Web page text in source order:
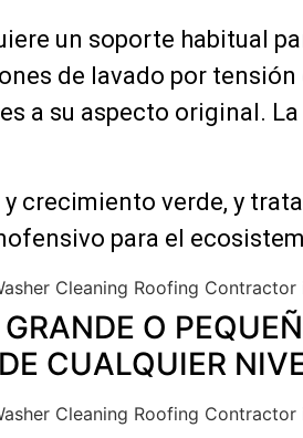
un soporte habitual
de lavado por
a su aspecto original.
crecimiento verde, y
para el
O
CUALQUIER